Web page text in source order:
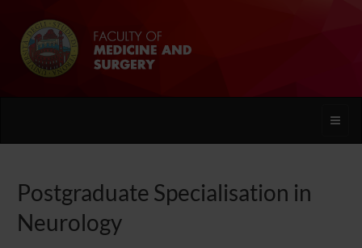
Toggle
Postgraduate Specialisation in
Neurology